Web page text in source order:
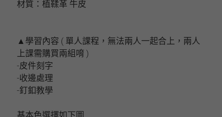
材質：植鞣革 牛皮
▲學習內容 ( 單人課程，無法兩人一起合上，兩人
上課需購買兩組唷 )
-皮件刻字
-收邊處理
-釘釦教學
基本色選擇如下圖